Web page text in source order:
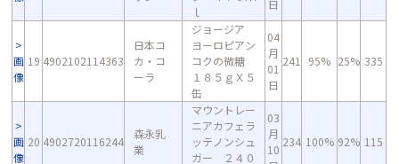
ｌ
日
画
像
19 4902102114363
日本コ
カ・コ
ーラ
ジョージア
ヨーロピアン
コクの微糖
１８５ｇＸ５
缶
04
月
01
日
241 95% 25% 335
画
像
20 4902720116244
森永乳
業
マウントレー
ニアカフェラ
ッテノンシュ
ガー ２４０
03
月
10
234 100% 92% 115